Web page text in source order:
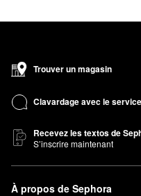
Trouver un magasin
Clavardage avec le
Recevez les textos de
S’inscrire maintenant
À propos de Sephora